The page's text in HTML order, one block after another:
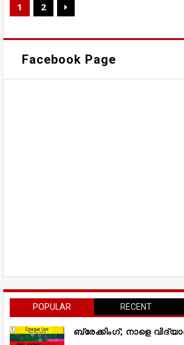
1 2
Facebook Page
POPULAR RECENT
ബ്രേക്കിംഗ്; നാളെ